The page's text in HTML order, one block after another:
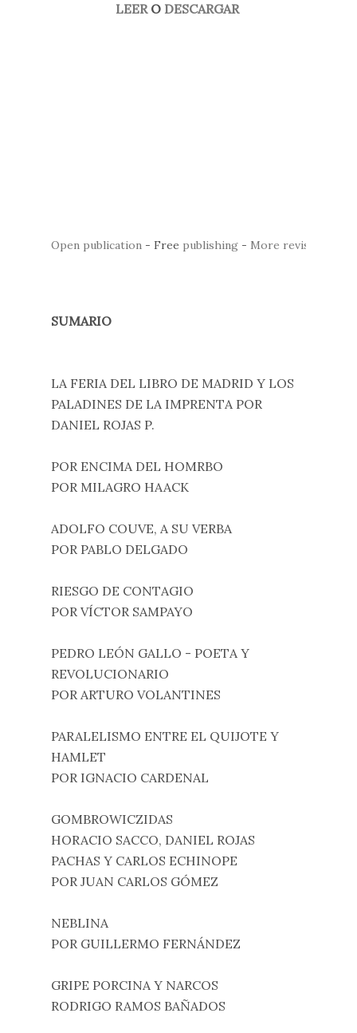
LEERO DESCARGAR
Open publication - Free publishing - More revista arte
SUMARIO
LA FERIA DEL LIBRO DE MADRID Y LOS
PALADINES DE LA IMPRENTA POR
DANIEL ROJAS P.
POR ENCIMA DEL HOMRBO
POR MILAGRO HAACK
ADOLFO COUVE, A SU VERBA
POR PABLO DELGADO
RIESGO DE CONTAGIO
POR VÍCTOR SAMPAYO
PEDRO LEÓN GALLO - POETA Y
REVOLUCIONARIO
POR ARTURO VOLANTINES
PARALELISMO ENTRE EL QUIJOTE Y
HAMLET
POR IGNACIO CARDENAL
GOMBROWICZIDAS
HORACIO SACCO, DANIEL ROJAS
PACHAS Y CARLOS ECHINOPE
POR JUAN CARLOS GÓMEZ
NEBLINA
POR GUILLERMO FERNÁNDEZ
GRIPE PORCINA Y NARCOS
RODRIGO RAMOS BAÑADOS